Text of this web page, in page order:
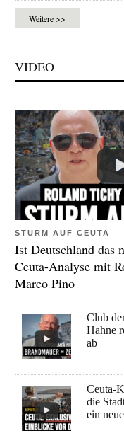
Weitere >>
VIDEO
STURM AUF CEUTA
Ist Deutschland das
Ceuta-Analyse mit
Marco Pino
Club
Hahne
ab
Ceuta-
die
ein